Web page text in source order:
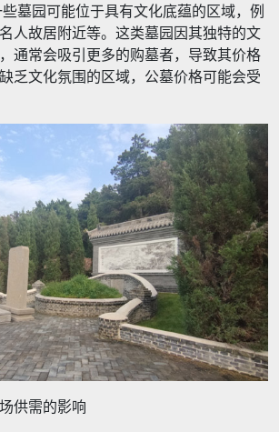
墓园可能位于具有文化底蕴的区域，例
人故居附近等。这类墓园因其独特的文
通常会吸引更多的购墓者，导致其价格
乏文化氛围的区域，公墓价格可能会受
供需的影响